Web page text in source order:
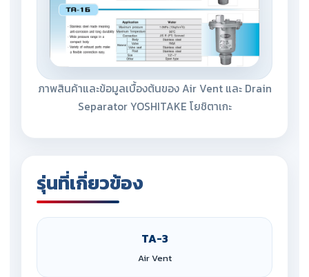
ภาพสินค้าและข้อมูลเบื้องต้นของ Air Vent และ Drain
Separator YOSHITAKE โยชิตาเกะ
รุ่นที่เกี่ยวข้อง
TA-3
Air Vent